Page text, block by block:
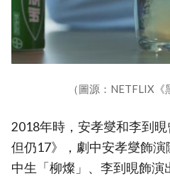
（圖源：NETFLIX《
2018年時，安孝燮和李到
但仍17》，劇中安孝燮飾
中生「柳燦」、李到晛飾